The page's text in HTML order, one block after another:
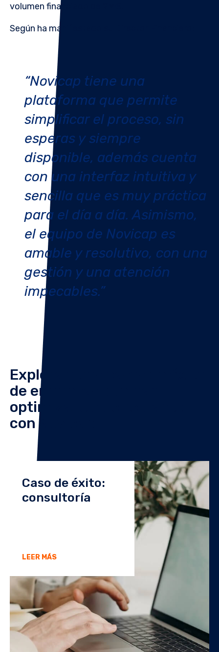
volumen financiado de 2M€.
Según ha manifestado su Director Financiero:
“Novicap tiene una
plataforma que permite
simplificar el proceso, sin
esperas y siempre
disponible, además cuenta
con una interfaz intuitiva y
sencilla que es muy práctica
para el día a día. Asimismo,
el equipo de Novicap es
amable y resolutivo, con una
gestión y una atención
impecables.”
Explora otros casos de éxito
de empresas que han
optimizado su circulante
con Novicap
Caso de éxito:
consultoría
LEER MÁS